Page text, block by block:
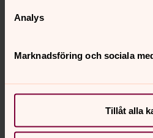
Analys
Marknadsföring och sociala
Tillåt alla